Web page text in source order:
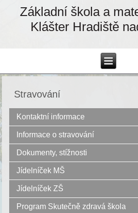
Základní škola a
Klášter Hradiště
Stravování
Kontaktní informace
Informace o stravování
Dokumenty, stížnosti
Jídelníček MŠ
Jídelníček ZŠ
Program Skutečně zdravá škola